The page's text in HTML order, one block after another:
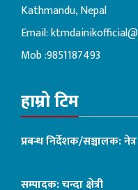
Kathmandu, Nepal
Email:
Mob :9851187493
हाम्रो टिम
प्रबन्ध निर्देशक/सञ्चालक: नेत्र
सम्पादक: चन्दा क्षेत्री